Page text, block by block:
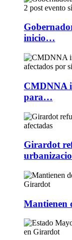
inicio…
CMDNNA
para…
Girardot
Mantienen